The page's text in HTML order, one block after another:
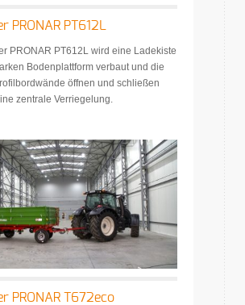
PRONAR PT612L
PRONAR PT612L wird eine Ladekiste
Bodenplattform verbaut und die
öffnen und schließen
zentrale Verriegelung.
PRONAR T672eco